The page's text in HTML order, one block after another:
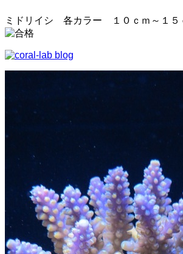
ミドリイシ 各カラー １０ｃｍ～１５